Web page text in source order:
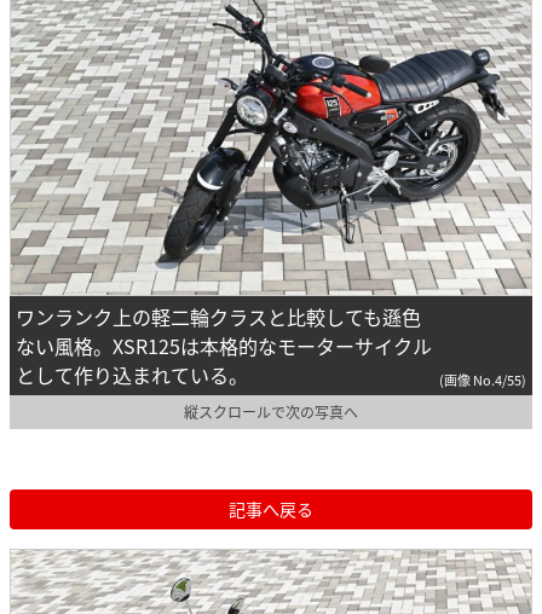
ワンランク上の軽二輪クラスと比較しても遜色
ない風格。XSR125は本格的なモーターサイクル
として作り込まれている。
(画像 No.4/55)
縦スクロールで次の写真へ
記事へ戻る